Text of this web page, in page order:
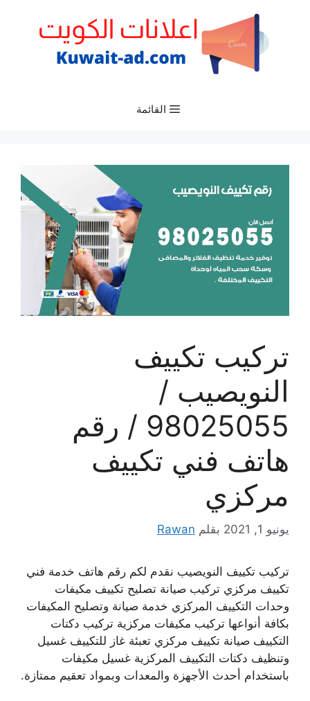
القائمة
تركيب تكييف
النويصيب /
98025055 / رقم
هاتف فني تكييف
مركزي
يونيو 1, 2021 بقلم Rawan
تركيب تكييف النويصيب نقدم لكم رقم هاتف خدمة فني
تكييف مركزي تركيب صيانة تصليح تكييف مكيفات
وحدات التكييف المركزي خدمة صيانة وتصليح المكيفات
بكافة أنواعها تركيب مكيفات مركزية تركيب دكتات
التكييف صيانة تكييف مركزي تعبئة غاز للتكييف غسيل
وتنظيف دكتات التكييف المركزية غسيل مكيفات
باستخدام أحدث الأجهزة والمعدات وبمواد تعقيم ممتازة.